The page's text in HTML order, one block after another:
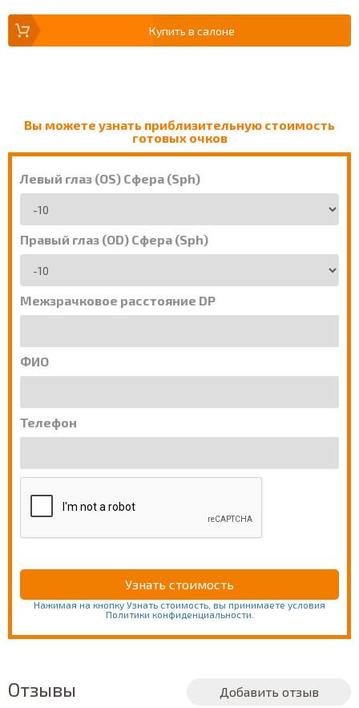
Купить в салоне
Вы можете узнать приблизительную стоимость
готовых очков
Левый глаз (OS) Сфера (Sph)
Правый глаз (OD) Сфера (Sph)
Межзрачковое расстояние DP
ФИО
Телефон
Нажимая на кнопку Узнать стоимость, вы принимаете условия
Политики конфиденциальности.
Отзывы Добавить отзыв